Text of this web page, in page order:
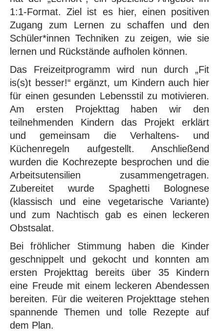
1:1-Format. Ziel ist es hier, einen positiven
Zugang zum Lernen zu schaffen und den
Schüler*innen Techniken zu zeigen, wie sie
lernen und Rückstände aufholen können.
Das Freizeitprogramm wird nun durch „Fit
is(s)t besser!“ ergänzt, um Kindern auch hier
für einen gesunden Lebensstil zu motivieren.
Am ersten Projekttag haben wir den
teilnehmenden Kindern das Projekt erklärt
und gemeinsam die Verhaltens- und
Küchenregeln aufgestellt. Anschließend
wurden die Kochrezepte besprochen und die
Arbeitsutensilien zusammengetragen.
Zubereitet wurde Spaghetti Bolognese
(klassisch und eine vegetarische Variante)
und zum Nachtisch gab es einen leckeren
Obstsalat.
Bei fröhlicher Stimmung haben die Kinder
geschnippelt und gekocht und konnten am
ersten Projekttag bereits über 35 Kindern
eine Freude mit einem leckeren Abendessen
bereiten. Für die weiteren Projekttage stehen
spannende Themen und tolle Rezepte auf
dem Plan.